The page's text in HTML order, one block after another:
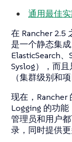
通用最佳
在 Rancher 2.5
是一个静态集
ElasticSearch
Syslog），而
（集群级别和
现在，Rancher
Logging 的功能
管理员和用户
录，同时提供更